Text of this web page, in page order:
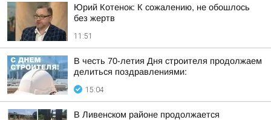
Юрий Котенок: К сожалению, не обошлось
без жертв
11:51
В честь 70-летия Дня строителя продолжаем
делиться поздравлениями:
15:04
В Ливенском районе продолжается